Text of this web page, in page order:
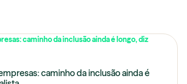
caminho da inclusão ainda é